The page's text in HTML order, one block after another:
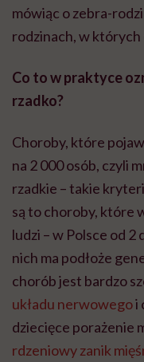
mówiąc o zebra-
rodzinach, w których
Co to w praktyce
rzadko?
Choroby, które
na 2 000 osób, czyli
rzadkie – takie
są to choroby, które
ludzi – w Polsce od
nich ma podłoże
chorób jest bardzo
układu nerwowegoi
dziecięce porażenie
rdzeniowy zanik